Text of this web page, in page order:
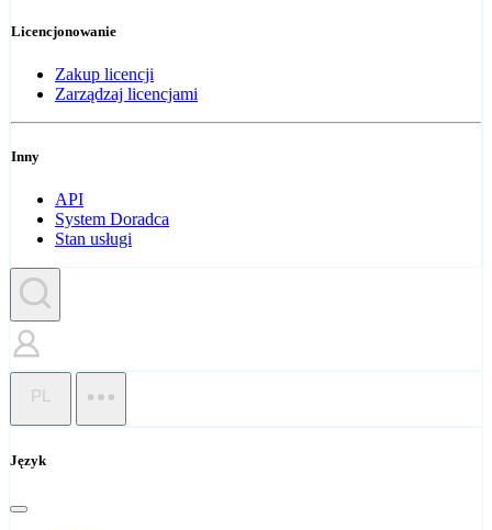
Licencjonowanie
Zakup licencji
Zarządzaj licencjami
Inny
API
System Doradca
Stan usługi
PL
Język